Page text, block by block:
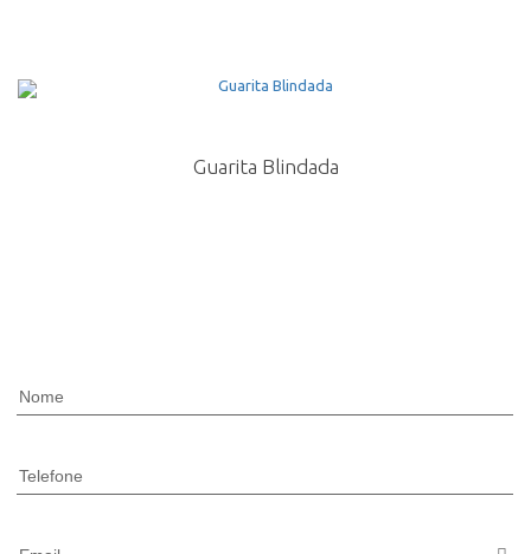
Guarita Blindada
Nome
Telefone